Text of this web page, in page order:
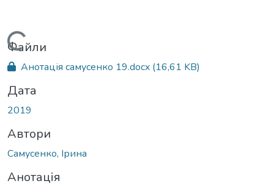
Вантажиться...
Файли
Анотація самусенко 19.docx (16,61 KB)
Дата
2019
Автори
Самусенко, Ірина
Анотація